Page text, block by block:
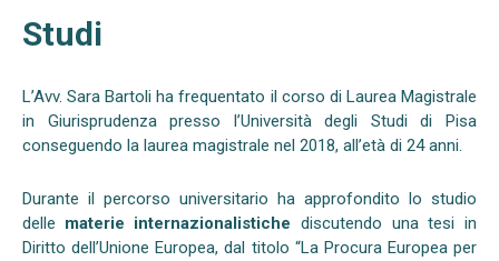
Studi
L’Avv. Sara Bartoli ha frequentato il corso di Laurea Magistrale
in Giurisprudenza presso l’Università degli Studi di Pisa
conseguendo la laurea magistrale nel 2018, all’età di 24 anni.
Durante il percorso universitario ha approfondito lo studio
delle materie internazionalistiche discutendo una tesi in
Diritto dell’Unione Europea, dal titolo “La Procura Europea per